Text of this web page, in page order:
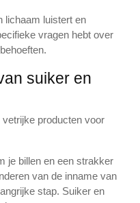
lichaam luistert en
vragen hebt over
suiker en
producten voor
je billen en een strakker
van de inname van
stap. Suiker en